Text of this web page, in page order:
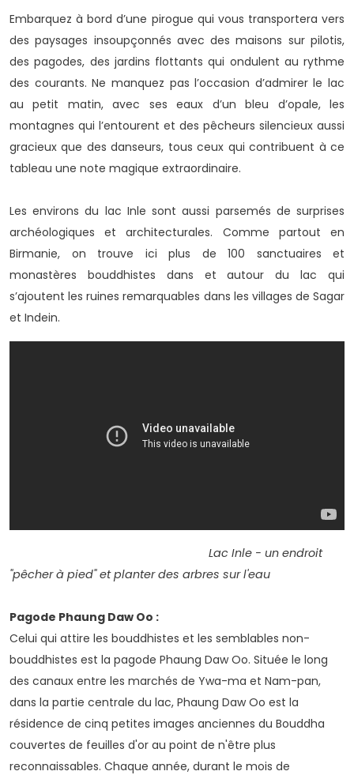
Embarquez à bord d’une pirogue qui vous transportera vers
des paysages insoupçonnés avec des maisons sur pilotis,
des pagodes, des jardins flottants qui ondulent au rythme
des courants. Ne manquez pas l’occasion d’admirer le lac
au petit matin, avec ses eaux d’un bleu d’opale, les
montagnes qui l’entourent et des pêcheurs silencieux aussi
gracieux que des danseurs, tous ceux qui contribuent à ce
tableau une note magique extraordinaire.
Les environs du lac Inle sont aussi parsemés de surprises
archéologiques et architecturales. Comme partout en
Birmanie, on trouve ici plus de 100 sanctuaires et
monastères bouddhistes dans et autour du lac qui
s’ajoutent les ruines remarquables dans les villages de Sagar
et Indein.
Lac Inle - un endroit
"pêcher à pied" et planter des arbres sur l'eau
Pagode Phaung Daw Oo :
Celui qui attire les bouddhistes et les semblables non-
bouddhistes est la pagode Phaung Daw Oo. Située le long
des canaux entre les marchés de Ywa-ma et Nam-pan,
dans la partie centrale du lac, Phaung Daw Oo est la
résidence de cinq petites images anciennes du Bouddha
couvertes de feuilles d'or au point de n'être plus
reconnaissables. Chaque année, durant le mois de